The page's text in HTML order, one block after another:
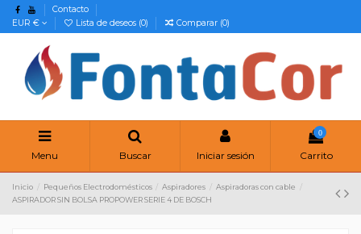
Contacto
EUR €
Lista de deseos (0) Comparar (0)
Menu Buscar Iniciar sesión
0
Carrito
Inicio Pequeños Electrodomésticos Aspiradores
Aspiradoras con cable
ASPIRADOR SIN BOLSA PROPOWER SERIE 4 DE BOSCH